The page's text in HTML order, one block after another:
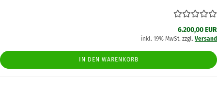
6.200,00 EUR
inkl. 19% MwSt. zzgl. Versand
IN DEN WARENKORB